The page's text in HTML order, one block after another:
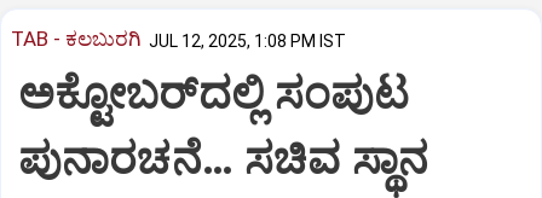
TAB - ಕಲಬುರಗಿ JUL 12, 2025, 1:08 PM IST
ಅಕ್ಟೋಬರ್‌ದಲ್ಲಿ ಸಂಪುಟ
ಪುನಾರಚನೆ… ಸಚಿವ ಸ್ಥಾನ